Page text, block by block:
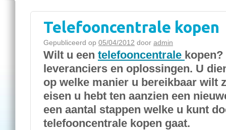
Telefooncentrale kopen
Gepubliceerd op 05/04/2012 door admin
Wilt u een telefooncentrale
leveranciers en oplossingen. U
op welke manier u bereikbaar wilt
eisen u hebt ten aanzien een
een aantal stappen welke u kunt
telefooncentrale kopen gaat.